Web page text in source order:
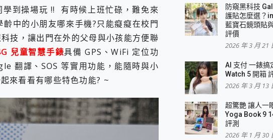
影像旗艦手機! 加碼小旗艦 Xiaomi 14 開箱 評測
升級、音質明亮溫潤，並支援雙設備連接~
護 MSI Claw A1M-026TW 電競掌機
蔡司光學鏡頭、攝影棚級柔光環、拍攝功能最好玩的美拍神機 vivo V30 Pro
Claw A1M-026TW 電競掌機 開箱 評測
的隱磁支架 O-ONE MAG 最會吸的行動電源 開箱 評測
上市，登錄在送飛利浦氣炸鍋
，有螢幕的耳機會是智商稅嗎?
Edition 限量版開賣，攜手味全龍進駐大巨蛋萬人盛典
到操場玩 !! 有時候上班忙碌，難免來
中的小朋友哪來手機?只能癡癡在校門
技，讓出門在外的父母與小孩能方便聯
兒童智慧手錶具備 GPS、WiFi 定位功
翻譯、SOS 等實用功能，能隨時與小
來看看有哪些特色功能? ~
防窺黑科技
護貼怎麼選？
藍寶石鏡頭貼
評價
2026 年 3 月 21
AI 支付 一錶
Watch 5 開箱
2026 年 3 月 13
超驚艷 讓人一
Yoga Book 9
評測
2026 年 1 月 30